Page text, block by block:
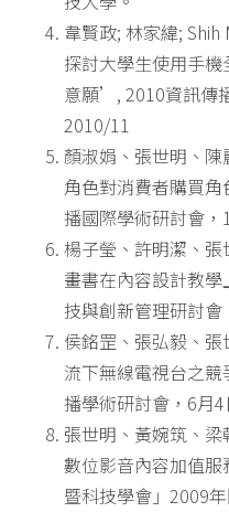
韋賢政; 林家緯;
探討大學生使用手
意願’, 2010資訊傳
2010/11
顏淑娟、張世明、
角色對消費者購買
播國際學術研討會，
楊子瑩、許明潔、
畫書在內容設計教
技與創新管理研討會
侯銘罡、張弘毅、
流下無線電視台之
播學術研討會，6月
張世明、黃婉筑、
數位影音內容加值
暨科技學會」2009